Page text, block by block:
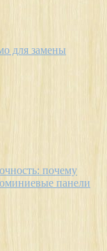
для замены
почему
панели